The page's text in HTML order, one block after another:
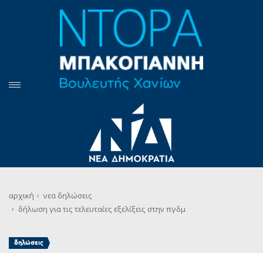
αρχική νεα δηλώσεις
δήλωση για τις τελευταίες εξελίξεις στην πγδμ
δηλώσεις